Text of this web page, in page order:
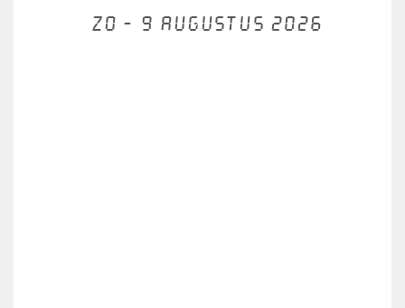
Zo - 9 augustus 2026